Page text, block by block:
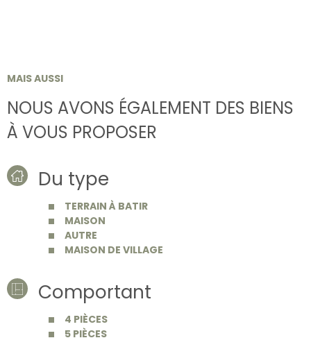
MAIS AUSSI
NOUS AVONS ÉGALEMENT DES BIENS
À VOUS PROPOSER
Du type
TERRAIN À BATIR
MAISON
AUTRE
MAISON DE VILLAGE
Comportant
4 PIÈCES
5 PIÈCES